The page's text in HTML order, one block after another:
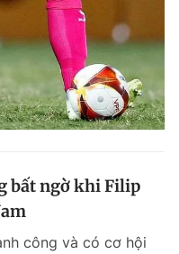
bất ngờ khi Filip
công và có cơ hội